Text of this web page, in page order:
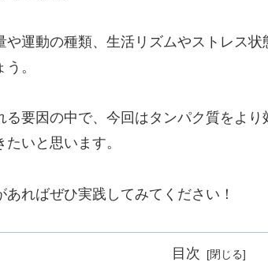
や運動の種類、生活リズムやストレス
。
る要因の中で、今回はタンパク質をよ
いと思います。
ればぜひ実践してみてください！
目次